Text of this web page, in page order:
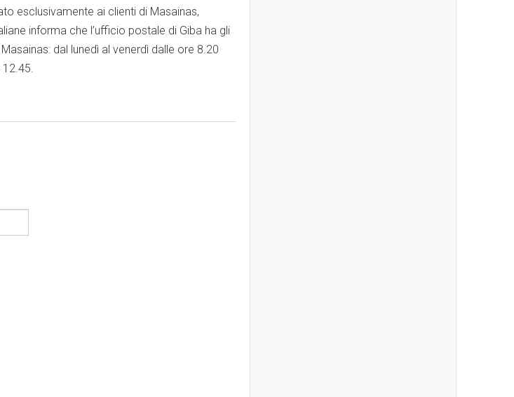
esclusivamente ai clienti di Masainas,
informa che l’ufficio postale di Giba ha gli
dal lunedì al venerdì dalle ore 8.20